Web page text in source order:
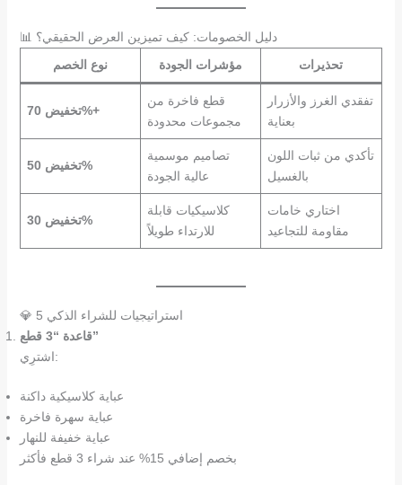
📊 دليل الخصومات: كيف تميزين العرض الحقيقي؟
نوع الخصم
مؤشرات الجودة تحذيرات
تخفيض 70%+
قطع فاخرة من
مجموعات محدودة
تفقدي الغرز والأزرار
بعناية
تخفيض 50%
تصاميم موسمية
عالية الجودة
تأكدي من ثبات اللون
بالغسيل
تخفيض 30%
كلاسيكيات قابلة
للارتداء طويلاً
اختاري خامات
مقاومة للتجاعيد
💎 5 استراتيجيات للشراء الذكي
قاعدة “3 قطع”
اشترِي:
عباية كلاسيكية داكنة
عباية سهرة فاخرة
عباية خفيفة للنهار
بخصم إضافي 15% عند شراء 3 قطع فأكثر